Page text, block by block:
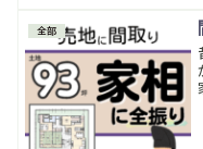
全部